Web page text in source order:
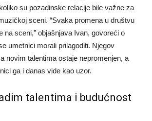
su pozadinske relacije bile važne za
sceni. “Svaka promena u društvu
na sceni,” objašnjava Ivan, govoreći o
umetnici morali prilagoditi. Njegov
novim talentima ostaje nepromenjen, a
ga i danas vide kao uzor.
talentima i budućnost